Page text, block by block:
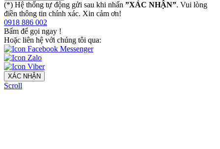
(*) Hệ thống tự động gửi sau khi nhấn ”XÁC NHẬN”. Vui lòng
điền thông tin chính xác. Xin cảm ơn!
0918 886 002
Bấm để gọi ngay !
Hoặc liên hệ với chúng tôi qua:
XÁC NHẬN
Scroll